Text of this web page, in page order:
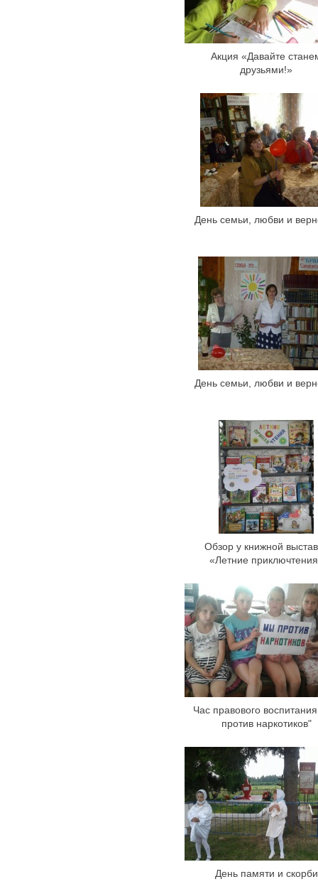
Акция «Давайте
друзьями!»
День семьи, любви и
День семьи, любви и
Обзор у книжной
«Летние
Час правового
против наркотиков"
День памяти и скорби